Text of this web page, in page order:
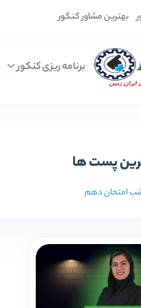
بهترین مشاور کنکور
برنامه ریزی کنکور
پست ها
امتحان دهم